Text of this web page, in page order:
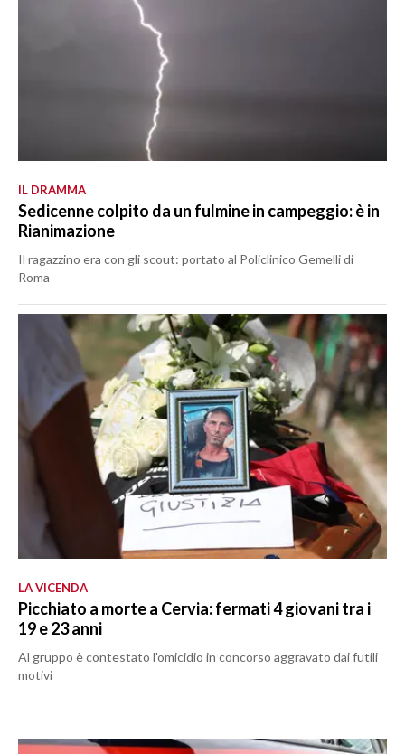
IL DRAMMA
Sedicenne colpito da un fulmine in campeggio: è in
Rianimazione
Il ragazzino era con gli scout: portato al Policlinico Gemelli di
Roma
LA VICENDA
Picchiato a morte a Cervia: fermati 4 giovani tra i
19 e 23 anni
Al gruppo è contestato l'omicidio in concorso aggravato dai futili
motivi